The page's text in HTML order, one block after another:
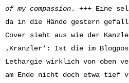
of my compassion. +++ Eine
da in die Hände gestern
Cover sieht aus wie der
‚Kranzler‘: Ist die im
Lethargie wirklich von oben
am Ende nicht doch etwa tief